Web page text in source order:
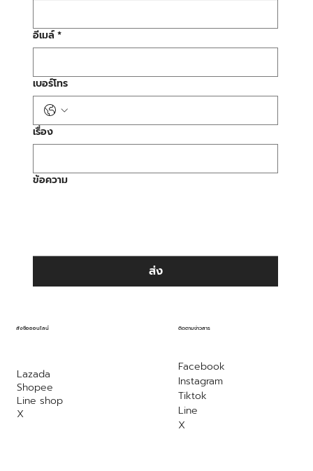
Facebook
Instagram
Tiktok
Line
X
ติดตามข่าวสาร
สั่งซื้อออนไลน์
Lazada
Shopee
Line shop
X
อีเมล์*
เบอร์โทร
เรื่อง
ข้อความ
ส่ง